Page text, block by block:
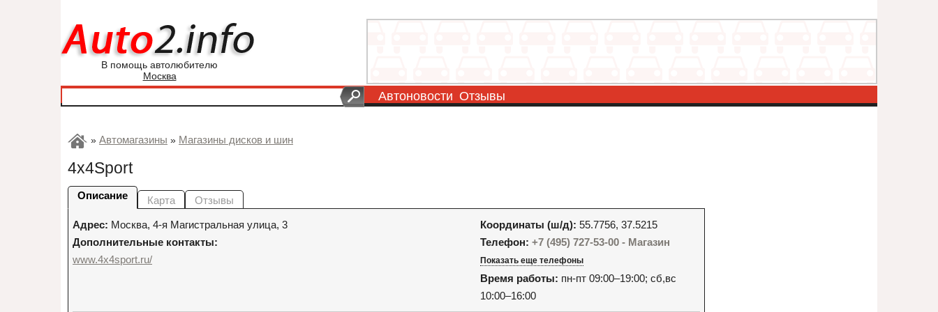
В помощь автолюбителю
Москва
Автоновости Отзывы
» Автомагазины » Магазины дисков и шин
4x4Sport
Описание Карта Отзывы
Адрес: Москва, 4-я Магистральная улица, 3
Дополнительные контакты:
www.4x4sport.ru/
Координаты (ш/д): 55.7756, 37.5215
Телефон: +7 (495) 727-53-00 - Магазин
Показать еще телефоны
Время работы: пн-пт 09:00–19:00; сб,вс
10:00–16:00